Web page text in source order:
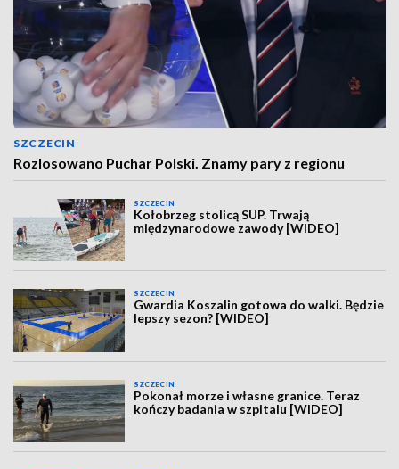
SZCZECIN
Rozlosowano Puchar Polski. Znamy pary z regionu
SZCZECIN
Kołobrzeg stolicą SUP. Trwają
międzynarodowe zawody [WIDEO]
SZCZECIN
Gwardia Koszalin gotowa do walki. Będzie
lepszy sezon? [WIDEO]
SZCZECIN
Pokonał morze i własne granice. Teraz
kończy badania w szpitalu [WIDEO]